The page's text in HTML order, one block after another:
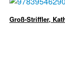
Groß-Striffler,